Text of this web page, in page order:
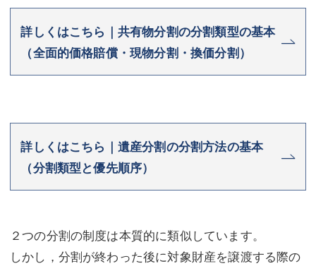
不動産登記
商業登記
アクセス
東京事務所 (新宿・四谷)
川口事務所（埼玉県川口市）
商業登記
調査・書面作成
東京事務所 (新宿・四谷)
埼玉事務所 (さいたま市)
お問い合せフォーム
詳しくはこちら｜共有物分割の分割類型の基本
（全面的価格賠償・現物分割・換価分割）
詳しくはこちら｜遺産分割の分割方法の基本
（分割類型と優先順序）
２つの分割の制度は本質的に類似しています。
しかし，分割が終わった後に対象財産を譲渡する際の